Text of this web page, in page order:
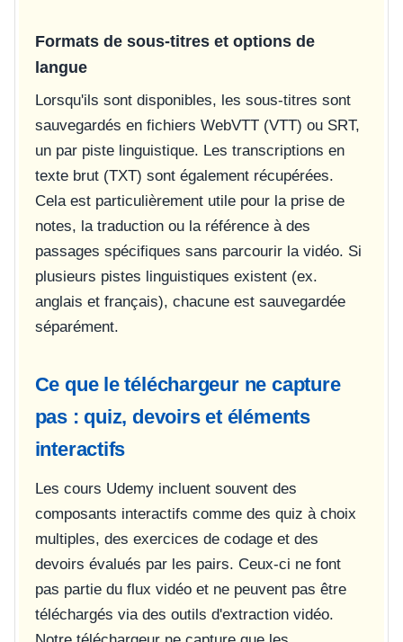
Formats de sous-titres et options de
langue
Lorsqu'ils sont disponibles, les sous-titres sont
sauvegardés en fichiers WebVTT (VTT) ou SRT,
un par piste linguistique. Les transcriptions en
texte brut (TXT) sont également récupérées.
Cela est particulièrement utile pour la prise de
notes, la traduction ou la référence à des
passages spécifiques sans parcourir la vidéo. Si
plusieurs pistes linguistiques existent (ex.
anglais et français), chacune est sauvegardée
séparément.
Ce que le téléchargeur ne capture
pas : quiz, devoirs et éléments
interactifs
Les cours Udemy incluent souvent des
composants interactifs comme des quiz à choix
multiples, des exercices de codage et des
devoirs évalués par les pairs. Ceux-ci ne font
pas partie du flux vidéo et ne peuvent pas être
téléchargés via des outils d'extraction vidéo.